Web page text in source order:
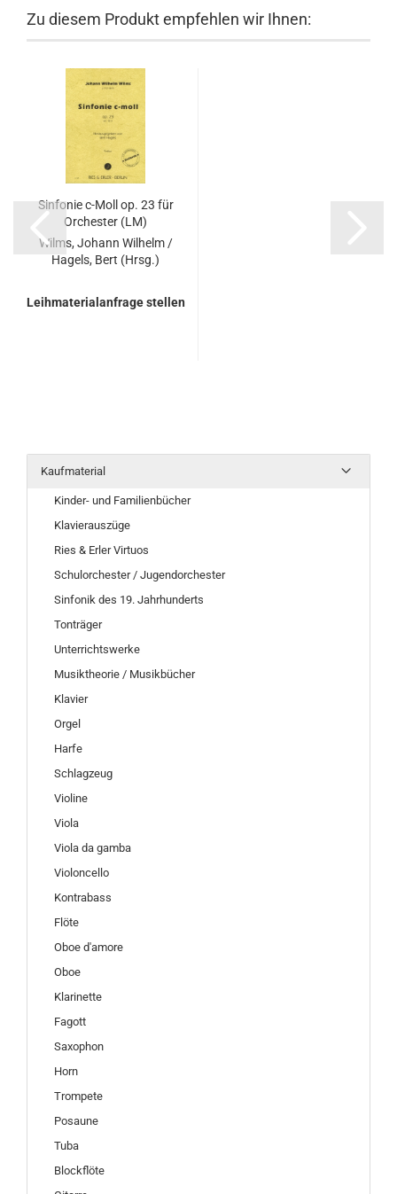
Zu diesem Produkt empfehlen wir Ihnen:
Sinfonie c-Moll op. 23 für
Orchester (LM)
Wilms, Johann Wilhelm /
Hagels, Bert (Hrsg.)
Leihmaterialanfrage stellen
Kaufmaterial
Kinder- und Familienbücher
Klavierauszüge
Ries & Erler Virtuos
Schulorchester / Jugendorchester
Sinfonik des 19. Jahrhunderts
Tonträger
Unterrichtswerke
Musiktheorie / Musikbücher
Klavier
Orgel
Harfe
Schlagzeug
Violine
Viola
Viola da gamba
Violoncello
Kontrabass
Flöte
Oboe d'amore
Oboe
Klarinette
Fagott
Saxophon
Horn
Trompete
Posaune
Tuba
Blockflöte